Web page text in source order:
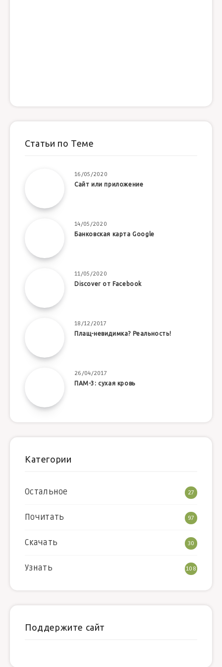
Статьи по Теме
16/05/2020
Сайт или приложение
14/05/2020
Банковская карта Google
11/05/2020
Discover от Facebook
18/12/2017
Плащ-невидимка? Реальность!
26/04/2017
ПАМ-3: сухая кровь
Категории
Остальное 27
Почитать 97
Скачать 30
Узнать 108
Поддержите сайт